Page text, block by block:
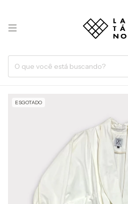
ESGOTADO